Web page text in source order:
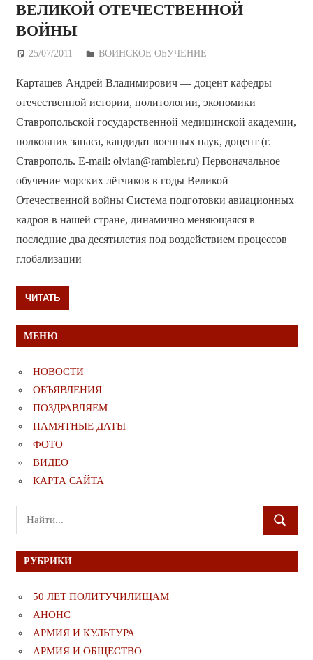
ВЕЛИКОЙ ОТЕЧЕСТВЕННОЙ
ВОЙНЫ
25/07/2011 Дежурный по Редакции
ВОИНСКОЕ ОБУЧЕНИЕ
Карташев Андрей Владимирович — доцент кафедры
отечественной истории, политологии, экономики
Ставропольской государственной медицинской академии,
полковник запаса, кандидат военных наук, доцент (г.
Ставрополь. E-mail: olvian@rambler.ru) Первоначальное
обучение морских лётчиков в годы Великой
Отечественной войны Система подготовки авиационных
кадров в нашей стране, динамично меняющаяся в
последние два десятилетия под воздействием процессов
глобализации
ЧИТАТЬ
МЕНЮ
НОВОСТИ
ОБЪЯВЛЕНИЯ
ПОЗДРАВЛЯЕМ
ПАМЯТНЫЕ ДАТЫ
ФОТО
ВИДЕО
КАРТА САЙТА
Поиск
для:
ПОИСК
РУБРИКИ
50 ЛЕТ ПОЛИТУЧИЛИЩАМ
АНОНС
АРМИЯ И КУЛЬТУРА
АРМИЯ И ОБЩЕСТВО